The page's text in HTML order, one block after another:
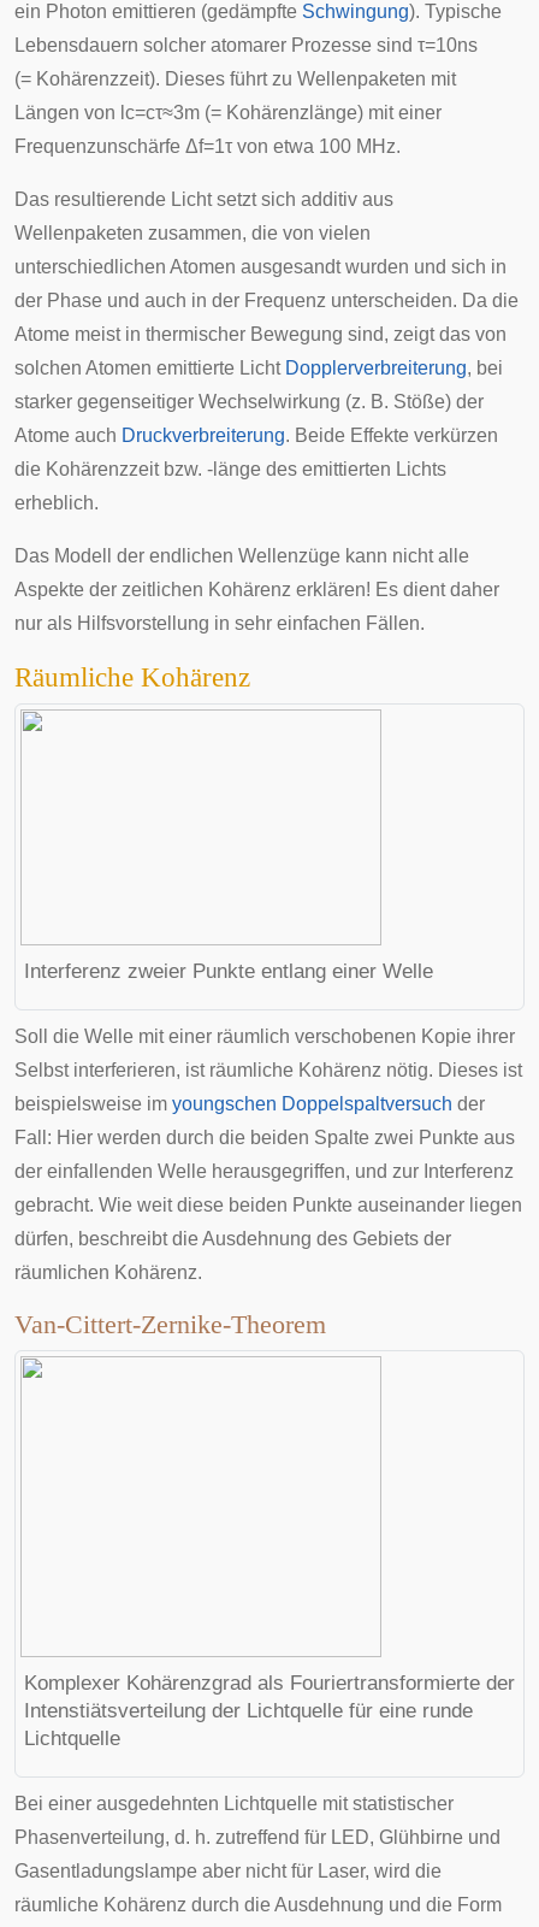
ein Photon emittieren (gedämpfte Schwingung). Typische
Lebensdauern solcher atomarer Prozesse sind τ=10ns
(= Kohärenzzeit). Dieses führt zu Wellenpaketen mit
Längen von c=cτ≈3m (= Kohärenzlänge) mit einer
Frequenzunschärfe Δf=1τvon etwa 100 MHz.
Das resultierende Licht setzt sich additiv aus
Wellenpaketen zusammen, die von vielen
unterschiedlichen Atomen ausgesandt wurden und sich in
der Phase und auch in der Frequenz unterscheiden. Da die
Atome meist in thermischer Bewegung sind, zeigt das von
solchen Atomen emittierte Licht Dopplerverbreiterung, bei
starker gegenseitiger Wechselwirkung (z. B. Stöße) der
Atome auch Druckverbreiterung. Beide Effekte verkürzen
die Kohärenzzeit bzw. -länge des emittierten Lichts
erheblich.
Das Modell der endlichen Wellenzüge kann nicht alle
Aspekte der zeitlichen Kohärenz erklären! Es dient daher
nur als Hilfsvorstellung in sehr einfachen Fällen.
Räumliche Kohärenz
Interferenz zweier Punkte entlang einer Welle
Soll die Welle mit einer räumlich verschobenen Kopie ihrer
Selbst interferieren, ist räumliche Kohärenz nötig. Dieses ist
beispielsweise im youngschen Doppelspaltversuch der
Fall: Hier werden durch die beiden Spalte zwei Punkte aus
der einfallenden Welle herausgegriffen, und zur Interferenz
gebracht. Wie weit diese beiden Punkte auseinander liegen
dürfen, beschreibt die Ausdehnung des Gebiets der
räumlichen Kohärenz.
Van-Cittert-Zernike-Theorem
Komplexer Kohärenzgrad als Fouriertransformierte der
Intenstiätsverteilung der Lichtquelle für eine runde
Lichtquelle
Bei einer ausgedehnten Lichtquelle mit statistischer
Phasenverteilung, d. h. zutreffend für LED, Glühbirne und
Gasentladungslampe aber nicht für Laser, wird die
räumliche Kohärenz durch die Ausdehnung und die Form